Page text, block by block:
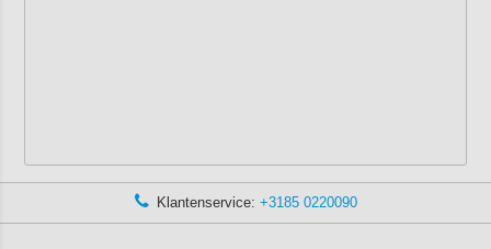
Klantenservice: +3185 0220090